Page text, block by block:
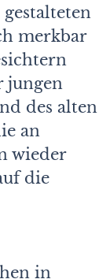
merkbar
jungen
des alten
an
wieder
die
in